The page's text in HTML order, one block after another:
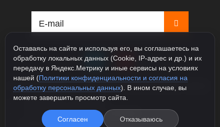
115088, Москва, ул. Севастопольский проспект д.5, корпус
1
+7 925 231-81-77 (Шоурум)
+7 985 163-48-58 (Интернет магазин)
info@legioner-shop.ru
Оставаясь на сайте и используя его, вы соглашаетесь на
обработку локальных данных (Cookie, IP-адрес и др.) и их
передачу в Яндекс.Метрику и иные сервисы на условиях
нашей (Политики конфиденциальности и согласия на
обработку персональных данных). В ином случае, вы
можете завершить просмотр сайта.
Согласен Отказываюсь